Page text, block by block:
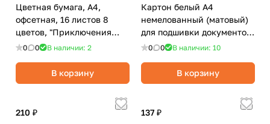
Цветная бумага, А4,
офсетная, 16 листов 8
цветов, "Приключения
Енота" в папке/Мульти-
0 0 В наличии: 2
В корзину
Картон белый А4
немелованный (матовый)
для подшивки документов,
100 листов, 260г/м2/
0 0 В наличии: 10
В корзину
210 ₽
137 ₽